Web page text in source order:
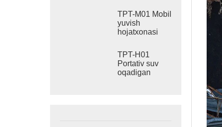
hojatxonasi
410L Chiqindi
Baki
TPT-M01 Mobil
yuvish
hojatxonasi
hojatxonasi
TPT-H01
Portativ suv
oqadigan